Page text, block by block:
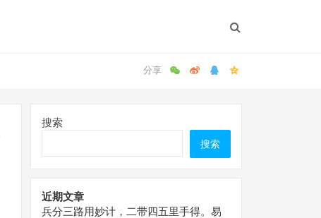
搜索
搜索
近期文章
兵分三路用妙计，二带四五里手得。易